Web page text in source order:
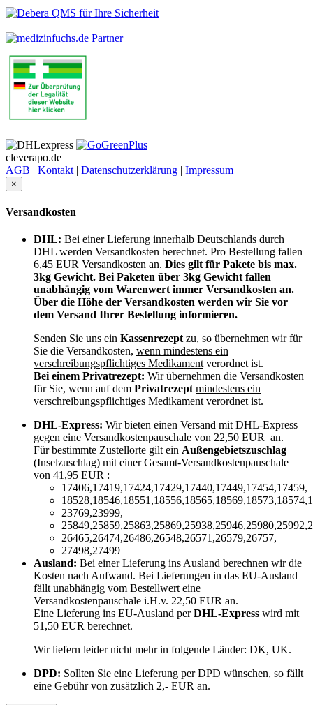
cleverapo.de
AGB | Kontakt | Datenschutzerklärung | Impressum
×
Versandkosten
DHL: Bei einer Lieferung innerhalb Deutschlands durch
DHL werden Versandkosten berechnet. Pro Bestellung fallen
6,45 EUR Versandkosten an. Dies gilt für Pakete bis max.
3kg Gewicht. Bei Paketen über 3kg Gewicht fallen
unabhängig vom Warenwert immer Versandkosten an.
Über die Höhe der Versandkosten werden wir Sie vor
dem Versand Ihrer Bestellung informieren.
Senden Sie uns ein Kassenrezeptzu, so übernehmen wir für
Sie die Versandkosten, wenn mindestens ein
verschreibungspflichtiges Medikamentverordnet ist.
Bei einem Privatrezept: Wir übernehmen die Versandkosten
für Sie, wenn auf dem Privatrezept mindestens ein
verschreibungspflichtiges Medikamentverordnet ist.
DHL-Express: Wir bieten einen Versand mit DHL-Express
gegen eine Versandkostenpauschale von 22,50 EUR an.
Für bestimmte Zustellorte gilt ein Außengebietszuschlag
(Inselzuschlag) mit einer Gesamt-Versandkostenpauschale
von 41,95 EUR :
17406,17419,17424,17429,17440,17449,17454,17459,
23769,23999,
26465,26474,26486,26548,26571,26579,26757,
27498,27499
Ausland: Bei einer Lieferung ins Ausland berechnen wir die
Kosten nach Aufwand. Bei Lieferungen in das EU-Ausland
fällt unabhängig vom Bestellwert eine
Versandkostenpauschale i.H.v. 22,50 EUR an.
Eine Lieferung ins EU-Ausland perDHL-Express wird mit
51,50 EUR berechnet.
Wir liefern leider nicht mehr in folgende Länder: DK, UK.
DPD: Sollten Sie eine Lieferung per DPD wünschen, so fällt
eine Gebühr von zusätzlich 2,- EUR an.